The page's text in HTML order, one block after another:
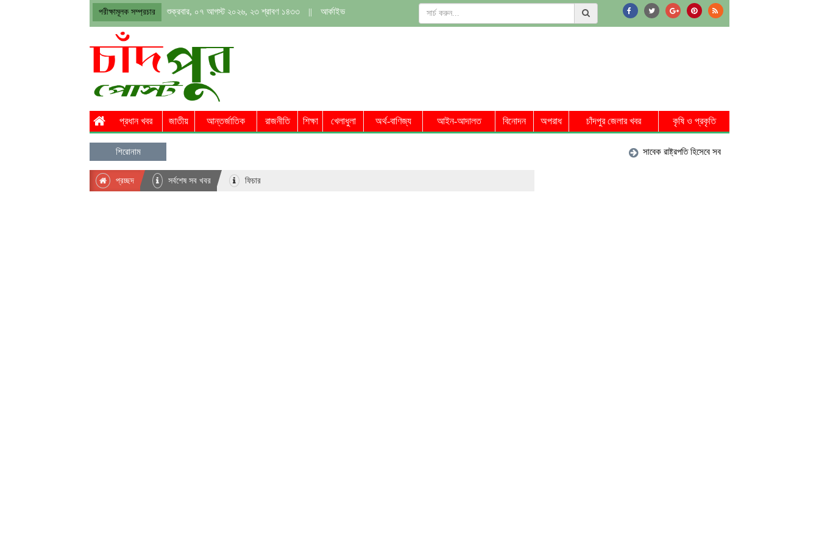
পরীক্ষামূলক সম্প্রচার শুক্রবার, ০৭ আগস্ট ২০২৬, ২৩ শ্রাবণ ১৪৩৩ || আর্কাইভ
প্রধান খবর জাতীয় আন্তর্জাতিক রাজনীতি শিক্ষা খেলাধুলা অর্থ-বাণিজ্য আইন-আদালত বিনোদন অপরাধ চাঁদপুর জেলার খবর কৃষি ও প্রকৃতি
শিরোনাম সাবেক রাষ্ট্রপতি হিসেবে সব সুবিধা পাবেন মো. সাহাবুদ্দিন:
প্রচ্ছদ সর্বশেষ সব খবর ফিচার